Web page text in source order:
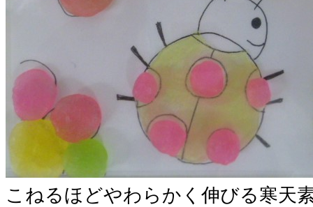
こねるほどやわらかく伸びる寒天